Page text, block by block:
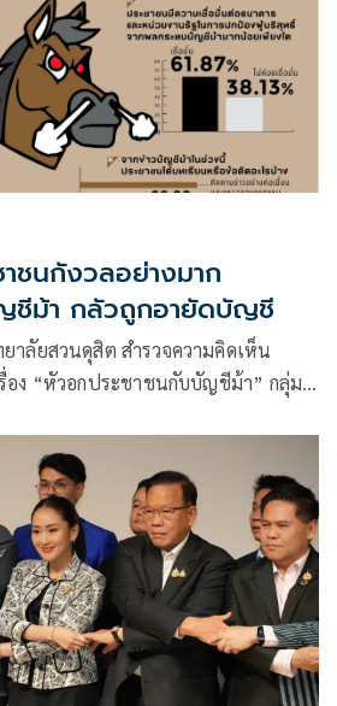
ชนกังวลอย่างมาก
ชีม้า กลัวถูกอายัดบัญชี
าลัยสวนดุสิต สำรวจความคิดเห็น
อง “หัวอกประชาชนกับบัญชีม้า” กลุ่ม
ายน 2568 พบว่า จากข่าวบัญชีม้าใน
สึกกังวลมาก ร้อยละ 38.30